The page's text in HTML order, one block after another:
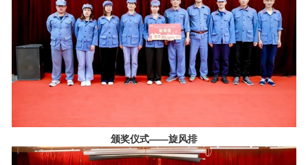
颁奖仪式——旋风排